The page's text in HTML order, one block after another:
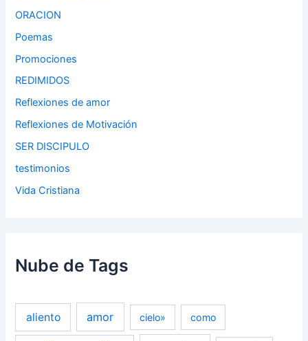
ORACION
Poemas
Promociones
REDIMIDOS
Reflexiones de amor
Reflexiones de Motivación
SER DISCIPULO
testimonios
Vida Cristiana
Nube de Tags
aliento amor cielo» como